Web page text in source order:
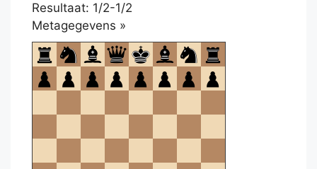
Resultaat: 1/2-1/2
Metagegevens »
om
te
openen.